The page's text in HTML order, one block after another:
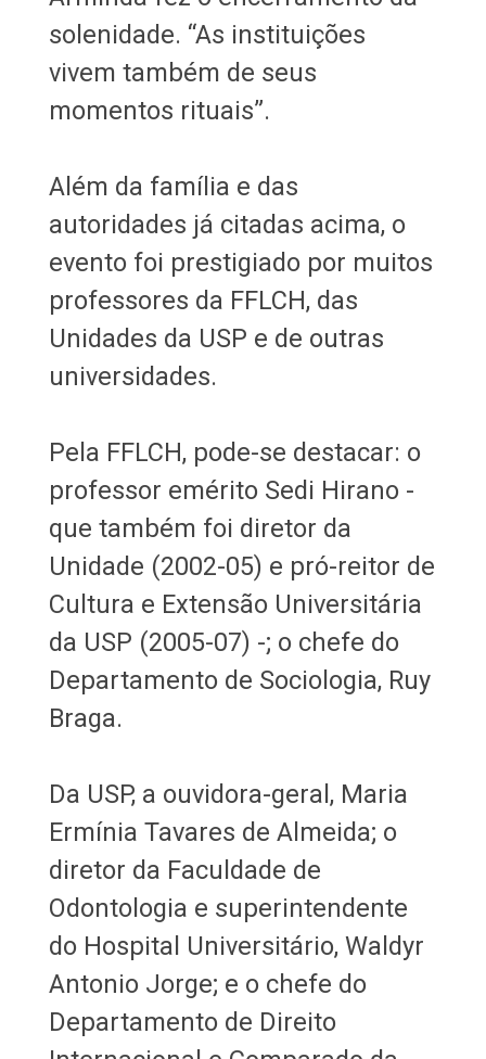
solenidade. “As instituições
vivem também de seus
momentos rituais”.
Além da família e das
autoridades já citadas acima, o
evento foi prestigiado por muitos
professores da FFLCH, das
Unidades da USP e de outras
universidades.
Pela FFLCH, pode-se destacar: o
professor emérito Sedi Hirano -
que também foi diretor da
Unidade (2002-05) e pró-reitor de
Cultura e Extensão Universitária
da USP (2005-07) -; o chefe do
Departamento de Sociologia, Ruy
Braga.
Da USP, a ouvidora-geral, Maria
Ermínia Tavares de Almeida; o
diretor da Faculdade de
Odontologia e superintendente
do Hospital Universitário, Waldyr
Antonio Jorge; e o chefe do
Departamento de Direito